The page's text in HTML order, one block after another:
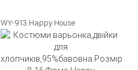
WY-913.Happy House